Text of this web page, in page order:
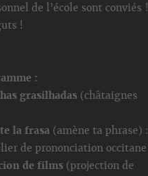
de l’école sont conviés !
!
:
grasilhadas (châtaignes
la frasa (amène ta phrase) :
de prononciation occitane
de films (projection de